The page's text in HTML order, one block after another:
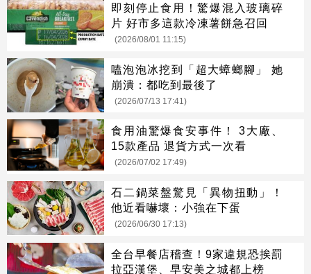
即刻停止食用！驚爆混入玻璃碎
片 好市多這款冷凍薯餅急召回
(2026/08/01 11:15)
嗑泡泡冰挖到「超大蟑螂腳」 她
崩潰：都吃到最後了
(2026/07/13 17:41)
食用油驚爆食安事件！ 3大廠、
15款產品 退貨方式一次看
(2026/07/02 17:49)
石二鍋菜盤驚見「異物扭動」！
他近看嚇壞：小強在下蛋
(2026/06/30 17:13)
全台早餐店稽查！9家違規恐挨罰
拉亞漢堡、早安美之城都上榜